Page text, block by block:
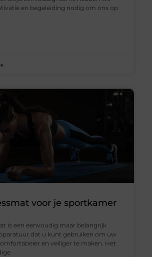
en begeleiding nodig om ons op
voor je sportkamer
is een eenvoudig maar belangrijk
dat u kunt gebruiken om uw
en veiliger te maken. Het